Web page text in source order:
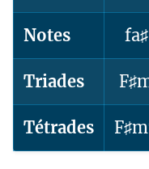
Notes fa♯
Triades
Tétrades